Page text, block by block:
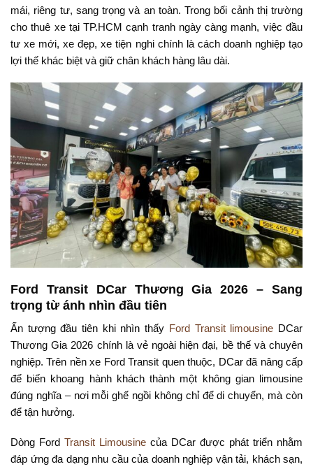
mái, riêng tư, sang trọng và an toàn. Trong bối cảnh thị trường
cho thuê xe tại TP.HCM cạnh tranh ngày càng mạnh, việc đầu
tư xe mới, xe đẹp, xe tiện nghi chính là cách doanh nghiệp tạo
lợi thế khác biệt và giữ chân khách hàng lâu dài.
Ford Transit DCar Thương Gia 2026 – Sang
trọng từ ánh nhìn đầu tiên
Ấn tượng đầu tiên khi nhìn thấy Ford Transit limousine DCar
Thương Gia 2026 chính là vẻ ngoài hiện đại, bề thế và chuyên
nghiệp. Trên nền xe Ford Transit quen thuộc, DCar đã nâng cấp
để biến khoang hành khách thành một không gian limousine
đúng nghĩa – nơi mỗi ghế ngồi không chỉ để di chuyển, mà còn
để tận hưởng.
Dòng Ford Transit Limousine của DCar được phát triển nhằm
đáp ứng đa dạng nhu cầu của doanh nghiệp vận tải, khách sạn,